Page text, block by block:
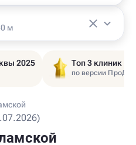
м
2025 Топ 3 клиник
по версии